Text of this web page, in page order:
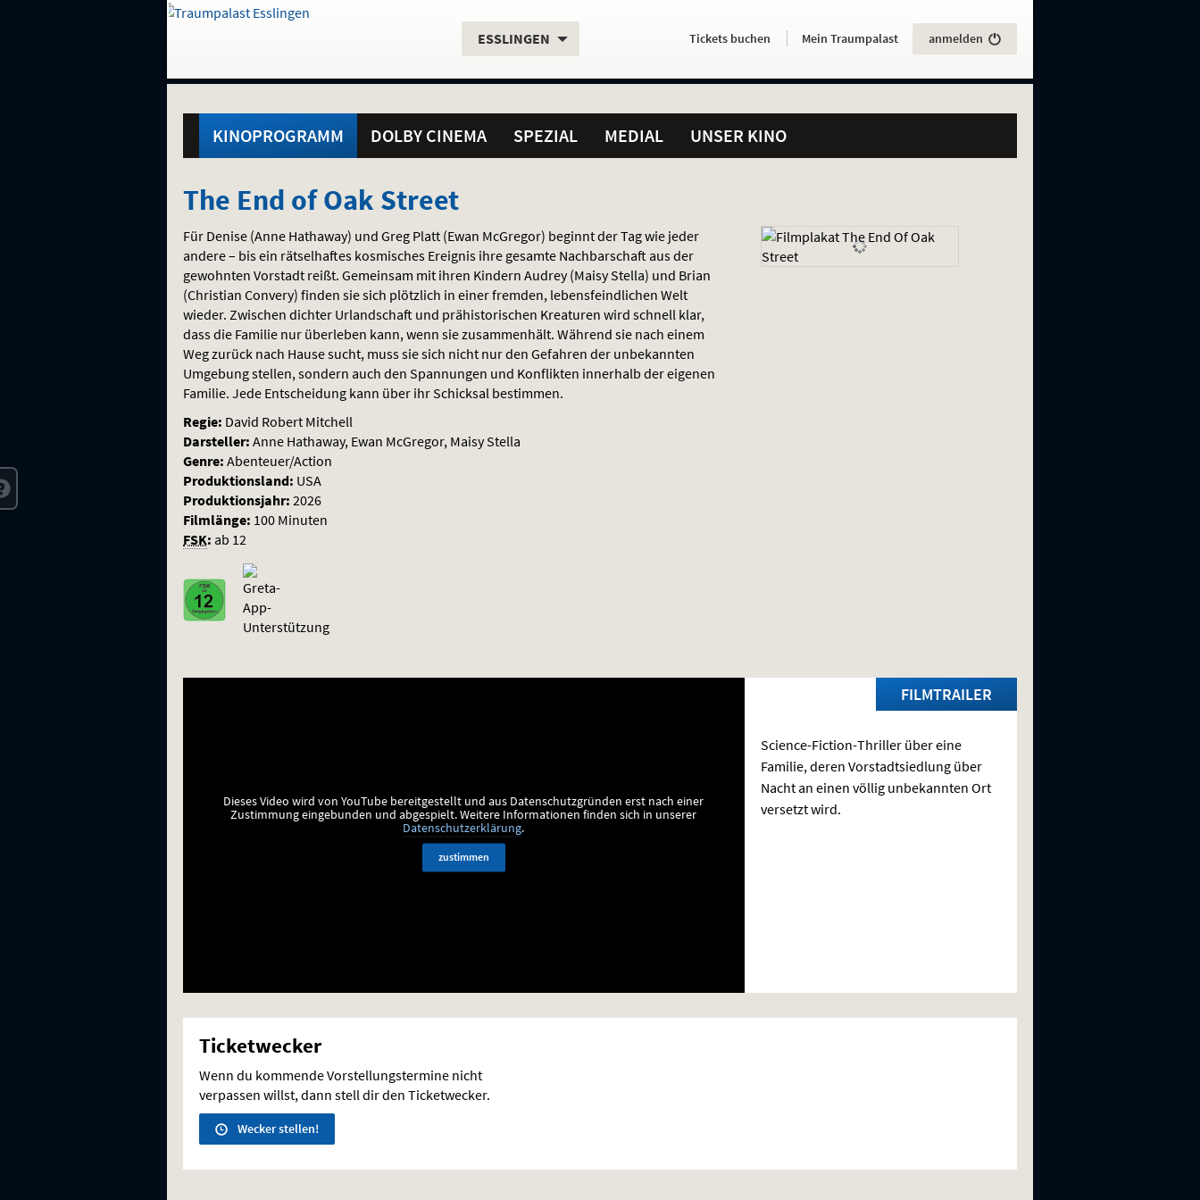
direkt
Inhalt
Menü
und
Gehe
Standortauswahl
Aktueller
ESSLINGEN Servicefunktionen
Aktuelles
HierTickets buchen . Mein Traumpalast anmelden
KINOPROGRAMM DOLBY CINEMA SPEZIAL MEDIAL UNSER KINO
The
End
of
Oak
Street
The End of Oak Street
Für Denise (Anne Hathaway) und Greg Platt (Ewan McGregor) beginnt der Tag wie jeder
andere – bis ein rätselhaftes kosmisches Ereignis ihre gesamte Nachbarschaft aus der
gewohnten Vorstadt reißt. Gemeinsam mit ihren Kindern Audrey (Maisy Stella) und Brian
(Christian Convery) finden sie sich plötzlich in einer fremden, lebensfeindlichen Welt
wieder. Zwischen dichter Urlandschaft und prähistorischen Kreaturen wird schnell klar,
dass die Familie nur überleben kann, wenn sie zusammenhält. Während sie nach einem
Weg zurück nach Hause sucht, muss sie sich nicht nur den Gefahren der unbekannten
Umgebung stellen, sondern auch den Spannungen und Konflikten innerhalb der eigenen
Familie. Jede Entscheidung kann über ihr Schicksal bestimmen.
Regie: David Robert Mitchell
Darsteller: Anne Hathaway, Ewan McGregor, Maisy Stella
Genre: Abenteuer/Action
Produktionsland: USA
Produktionsjahr: 2026
Filmlänge: 100 Minuten
FSK: ab 12
FILMTRAILER
Dieses Video wird von YouTube bereitgestellt und aus Datenschutzgründen erst nach einer
Zustimmung eingebunden und abgespielt.Weitere Informationen finden sich in unserer
Datenschutzerklärung.
zustimmen
Science-Fiction-Thriller über eine
Familie, deren Vorstadtsiedlung über
Nacht an einen völlig unbekannten Ort
versetzt wird.
Ticketwecker
Wenn du kommende Vorstellungstermine nicht
verpassen willst, dann stell dir den Ticketwecker.
Wecker stellen!